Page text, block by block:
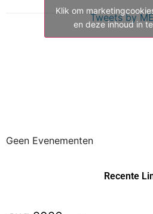
Tweets by
Klik om
en deze inhoud in
Geen Evenementen
Recente